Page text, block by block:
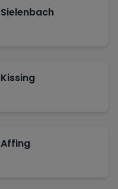
Sielenbach
Kissing
Affing